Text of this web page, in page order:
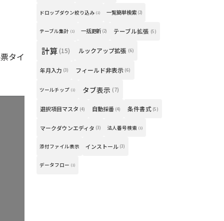
タイ
ドロップダウン絞り込み (1) 一覧簡単検索 (2)
テーブル集計 (1) 一括更新 (2) テーブル拡張 (5)
計算 (15) ルックアップ拡張 (6)
年月入力 (3) フィールド非表示 (6)
ツールチップ (1) タブ表示 (7)
選択項目マスタ (4) 自動採番 (4) 条件書式 (5)
マークダウンエディタ (3) 法人番号検索 (1)
添付ファイル表示 インストール (3)
データフロー (1)